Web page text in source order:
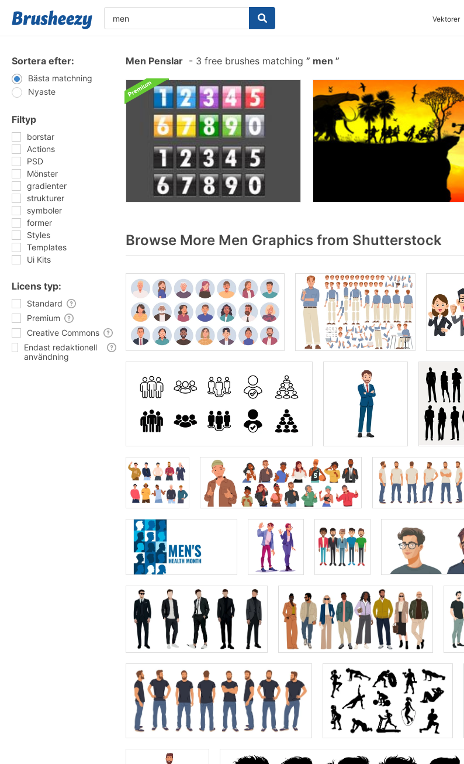
Vektorer
Sortera efter:
Bästa matchning
Nyaste
Filtyp
borstar
Actions
PSD
Mönster
gradienter
strukturer
symboler
former
Styles
Templates
Ui Kits
Licens typ:
Standard
Premium
Creative Commons
Endast redaktionell
användning
Men Penslar - 3 free brushes matching men
Browse More Men Graphics from Shutterstock